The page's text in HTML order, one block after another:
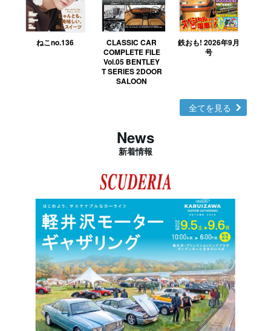
ねこno.136
CLASSIC CAR
COMPLETE FILE
Vol.05 BENTLEY
T SERIES 2DOOR
SALOON
鉄おも! 2026年9月
号
全てを見る
News
新着情報